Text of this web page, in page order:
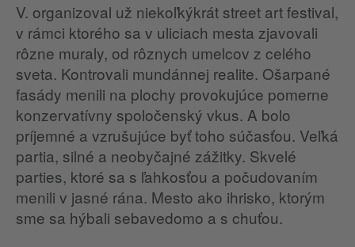
V. organizoval už niekoľkýkrát street art festival,
v rámci ktorého sa v uliciach mesta zjavovali
rôzne muraly, od rôznych umelcov z celého
sveta. Kontrovali mundánnej realite. Ošarpané
fasády menili na plochy provokujúce pomerne
konzervatívny spoločenský vkus. A bolo
príjemné a vzrušujúce byť toho súčasťou. Veľká
partia, silné a neobyčajné zážitky. Skvelé
parties, ktoré sa s ľahkosťou a počudovaním
menili v jasné rána. Mesto ako ihrisko, ktorým
sme sa hýbali sebavedomo a s chuťou.